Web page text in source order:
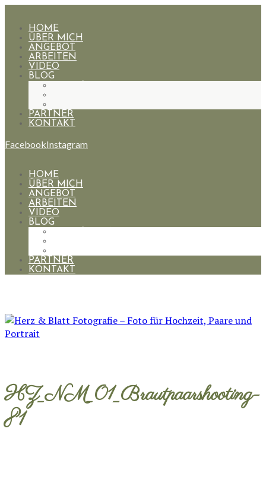
HOME
ÜBER MICH
ANGEBOT
ARBEITEN
VIDEO
BLOG
PARTNER
KONTAKT
FacebookInstagram
HOME
ÜBER MICH
ANGEBOT
ARBEITEN
VIDEO
BLOG
PARTNER
KONTAKT
HZ_NM_01_Brautpaarshooting-
81